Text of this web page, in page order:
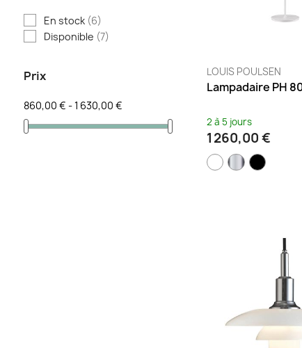
Jaune
(1)
Oyster (1)
Rose(1)
En stock (6)
Disponible (7)
Prix
860,00 € - 1 630,00 €
LOUIS POULSEN
Lampadaire PH
2 à 5 jours
1 260,00 €